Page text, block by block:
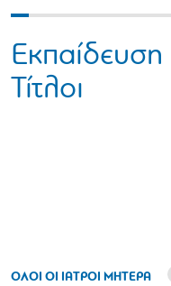
Τίτλοι
ΟΛΟΙ ΟΙ ΙΑΤΡΟΙ ΜΗΤΕΡΑ